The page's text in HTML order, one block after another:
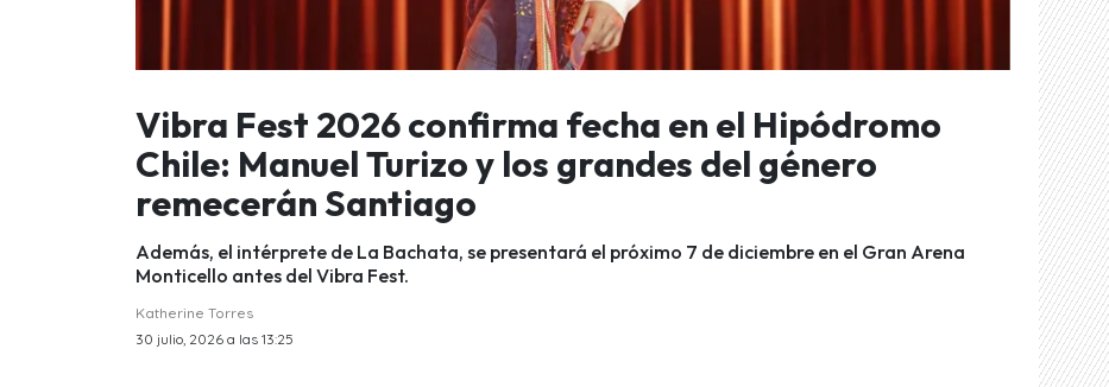
Vibra Fest 2026 confirma fecha en el Hipódromo
Chile: Manuel Turizo y los grandes del género
remecerán Santiago
Además, el intérprete de La Bachata, se presentará el próximo 7 de diciembre en el Gran Arena
Monticello antes del Vibra Fest.
Katherine Torres
30 julio, 2026 a las 13:25